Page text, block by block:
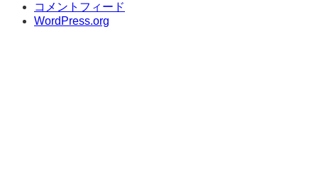
コメントフィード
WordPress.org